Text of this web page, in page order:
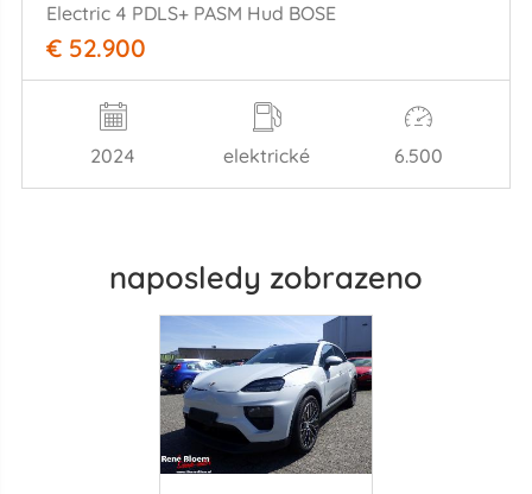
Electric 4 PDLS+ PASM Hud BOSE
€ 52.900
2024 elektrické 6.500
naposledy zobrazeno